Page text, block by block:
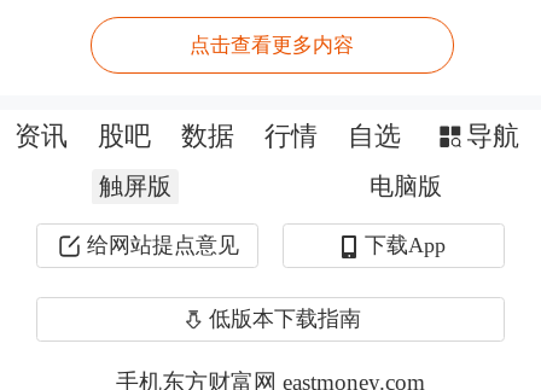
低价股相比而言，高价股送转的需求
及可能性往往更高。数据显示，上述35
家送转潜力股中，最新收盘价最高的是
价291.53元，在所有A
股中排名第三位。该公司于6月18日在
创业板上市，主营射频前端芯片的研
究、开发与销售，由于同时叠加
、芯片、 小米概念
点击查看更多内容
资讯 股吧 数据 行情 自选 导航
触屏版 电脑版
给网站提点意见 下载App
低版本下载指南
手机东方财富网 eastmoney.com